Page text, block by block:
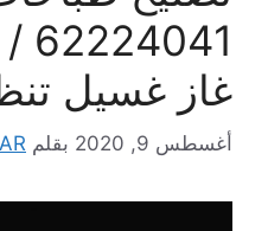
غاز غسيل
أغسطس 9, 2020 بقلم